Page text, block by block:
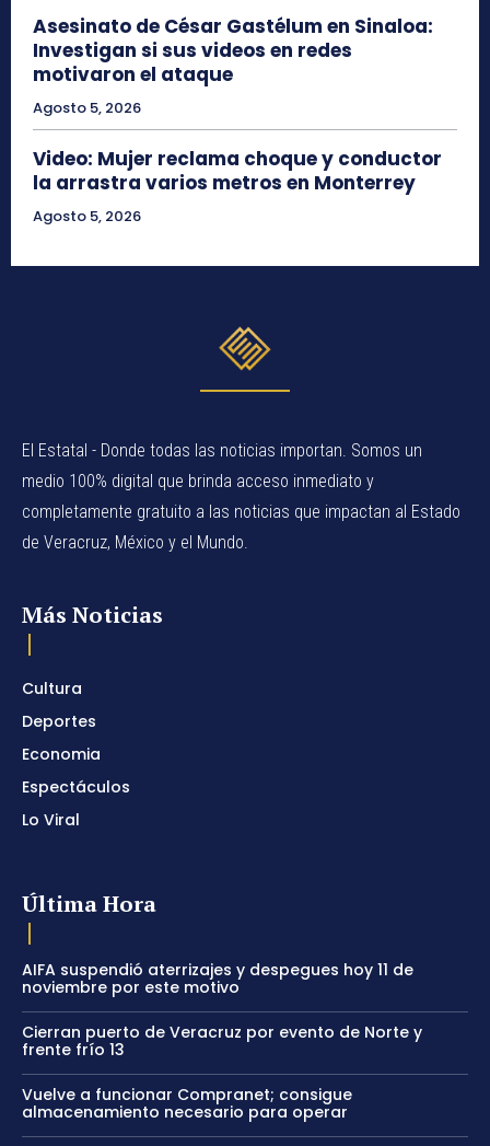
Asesinato de César Gastélum en Sinaloa:
Investigan si sus videos en redes
motivaron el ataque
Agosto 5, 2026
Video: Mujer reclama choque y conductor
la arrastra varios metros en Monterrey
Agosto 5, 2026
El Estatal - Donde todas las noticias importan. Somos un
medio 100% digital que brinda acceso inmediato y
completamente gratuito a las noticias que impactan al Estado
de Veracruz, México y el Mundo.
Más Noticias
Cultura
Deportes
Economia
Espectáculos
Lo Viral
Última Hora
AIFA suspendió aterrizajes y despegues hoy 11 de
noviembre por este motivo
Cierran puerto de Veracruz por evento de Norte y
frente frío 13
Vuelve a funcionar Compranet; consigue
almacenamiento necesario para operar